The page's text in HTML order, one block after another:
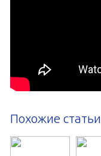
Похожие статьи